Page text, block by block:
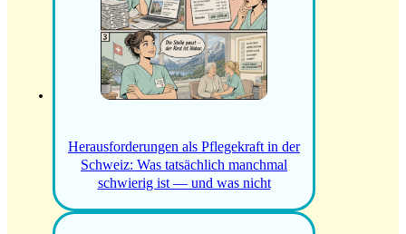
Herausforderungen als Pflegekraft in der
Schweiz: Was tatsächlich manchmal
schwierig ist — und was nicht